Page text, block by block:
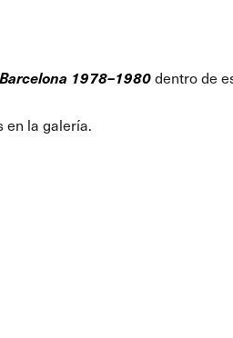
Barcelona 1978–1980dentro de
en la galería.